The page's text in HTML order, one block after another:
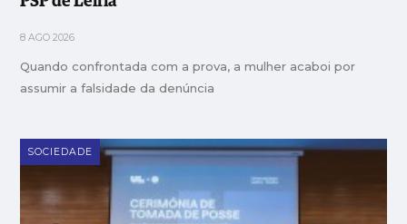
8 AGO 2026
Quando confrontada com a prova, a mulher acaboi por
assumir a falsidade da denúncia
SOCIEDADE